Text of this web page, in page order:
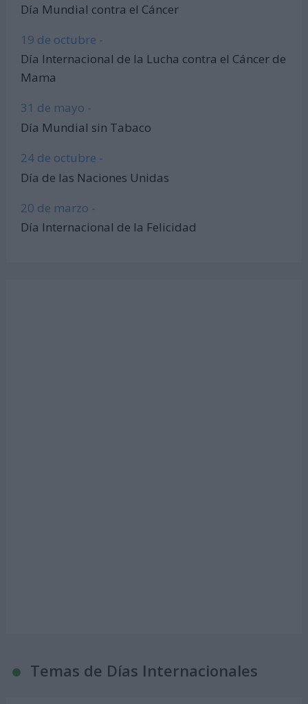
Día Mundial contra el Cáncer
19 de octubre -
Día Internacional de la Lucha contra el Cáncer de
Mama
31 de mayo -
Día Mundial sin Tabaco
24 de octubre -
Día de las Naciones Unidas
20 de marzo -
Día Internacional de la Felicidad
Temas de Días Internacionales